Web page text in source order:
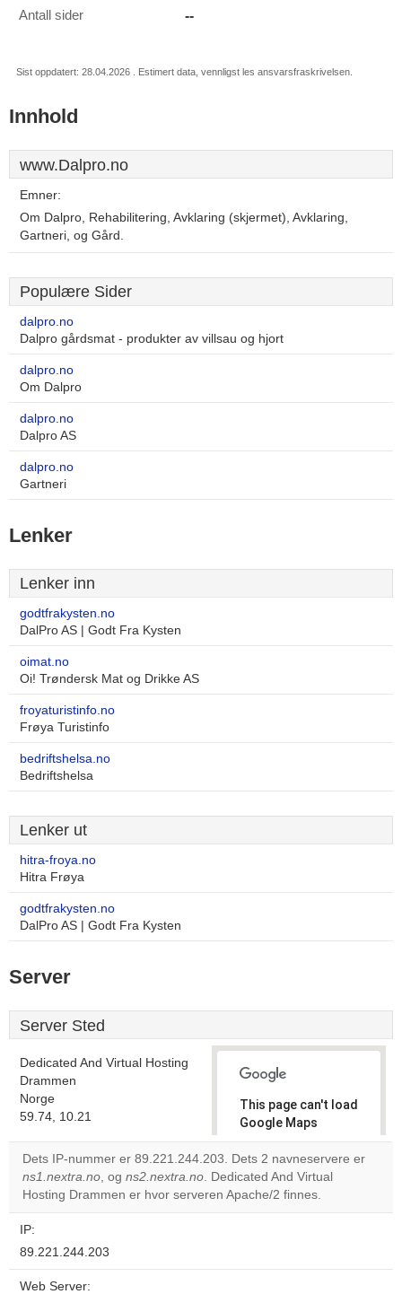
Antall sider --
Sist oppdatert: 28.04.2026 . Estimert data, vennligst les ansvarsfraskrivelsen.
Innhold
www.Dalpro.no
Emner:
Om Dalpro, Rehabilitering, Avklaring (skjermet), Avklaring,
Gartneri, og Gård.
Populære Sider
dalpro.no
Dalpro gårdsmat - produkter av villsau og hjort
dalpro.no
Om Dalpro
dalpro.no
Dalpro AS
dalpro.no
Gartneri
Lenker
Lenker inn
godtfrakysten.no
DalPro AS | Godt Fra Kysten
oimat.no
Oi! Trøndersk Mat og Drikke AS
froyaturistinfo.no
Frøya Turistinfo
bedriftshelsa.no
Bedriftshelsa
Lenker ut
hitra-froya.no
Hitra Frøya
godtfrakysten.no
DalPro AS | Godt Fra Kysten
Server
Server Sted
Dedicated And Virtual Hosting
Drammen
Norge
59.74, 10.21
This page can't load
Google Maps
correctly.
Do you
own this
Dets IP-nummer er 89.221.244.203. Dets 2 navneservere er
ns1.nextra.no, og ns2.nextra.no. Dedicated And Virtual
Hosting Drammen er hvor serveren Apache/2 finnes.
IP:
89.221.244.203
Web Server: